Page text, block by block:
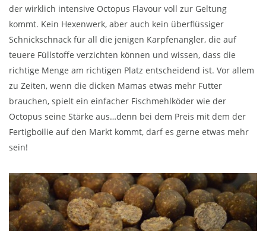
der wirklich intensive Octopus Flavour voll zur Geltung
kommt. Kein Hexenwerk, aber auch kein überflüssiger
Schnickschnack für all die jenigen Karpfenangler, die auf
teuere Füllstoffe verzichten können und wissen, dass die
richtige Menge am richtigen Platz entscheidend ist. Vor allem
zu Zeiten, wenn die dicken Mamas etwas mehr Futter
brauchen, spielt ein einfacher Fischmehlköder wie der
Octopus seine Stärke aus…denn bei dem Preis mit dem der
Fertigboilie auf den Markt kommt, darf es gerne etwas mehr
sein!